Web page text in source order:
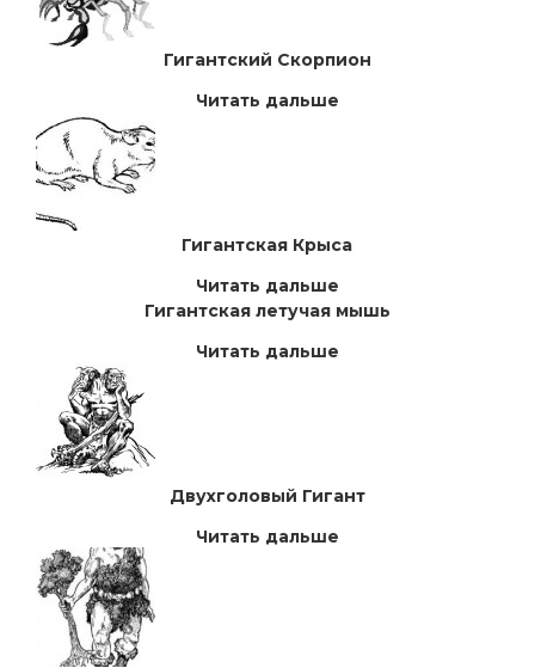
Гигантский Скорпион
Читать дальше
Гигантская Крыса
Читать дальше
Гигантская летучая мышь
Читать дальше
Двухголовый Гигант
Читать дальше